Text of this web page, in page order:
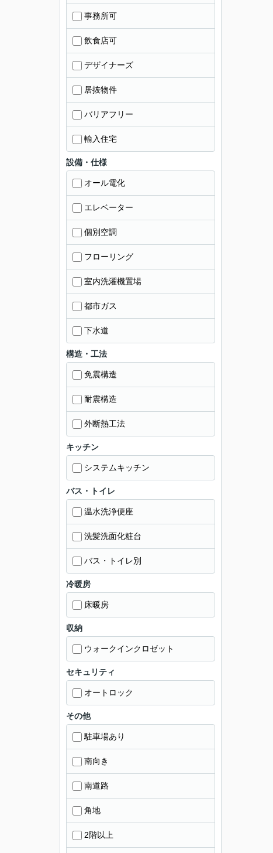
事務所可
飲食店可
デザイナーズ
居抜物件
バリアフリー
輸入住宅
設備・仕様
オール電化
エレベーター
個別空調
フローリング
室内洗濯機置場
都市ガス
下水道
構造・工法
免震構造
耐震構造
外断熱工法
キッチン
システムキッチン
バス・トイレ
温水洗浄便座
洗髪洗面化粧台
バス・トイレ別
冷暖房
床暖房
収納
ウォークインクロゼット
セキュリティ
オートロック
その他
駐車場あり
南向き
南道路
角地
2階以上